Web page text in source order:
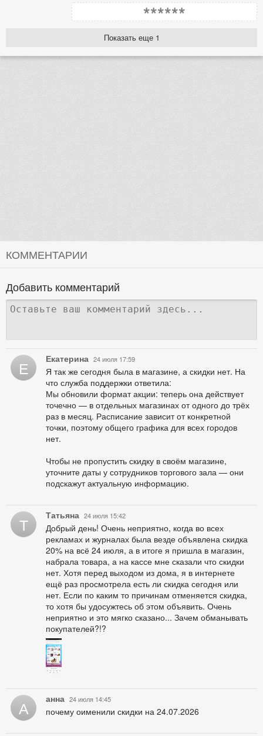
******
Показать еще 1
КОММЕНТАРИИ
Добавить комментарий
Е Екатерина 24 июля 17:59
Я так же сегодня была в магазине, а скидки нет. На
что служба поддержки ответила:
Мы обновили формат акции: теперь она действует
точечно — в отдельных магазинах от одного до трёх
раз в месяц. Расписание зависит от конкретной
точки, поэтому общего графика для всех городов
нет.
Чтобы не пропустить скидку в своём магазине,
уточните даты у сотрудников торгового зала — они
подскажут актуальную информацию.
Т Татьяна 24 июля 15:42
Добрый день! Очень неприятно, когда во всех
рекламах и журналах была везде объявлена скидка
20% на всё 24 июля, а в итоге я пришла в магазин,
набрала товара, а на кассе мне сказали что скидки
нет. Хотя перед выходом из дома, я в интернете
ещё раз просмотрела есть ли скидка сегодня или
нет. Если по каким то причинам отменяется скидка,
то хотя бы удосужтесь об этом объявить. Очень
неприятно и это мягко сказано... Зачем обманывать
покупателей?!?
А анна 24 июля 14:45
почему оименили скидки на 24.07.2026